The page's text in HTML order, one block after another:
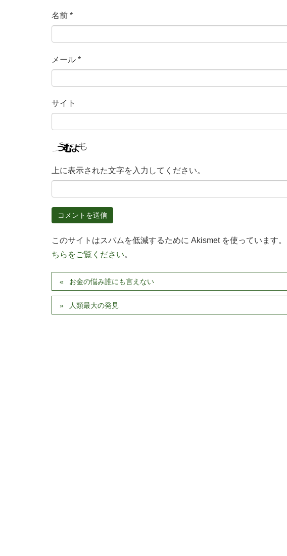
名前 *
メール *
サイト
上に表示された文字を入力してください。
このサイトはスパムを低減するために Akismet を使っています。
ちらをご覧ください。
お金の悩み誰にも言えない
人類最大の発見